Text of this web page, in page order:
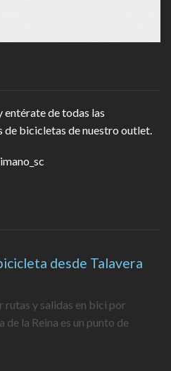
entérate de todas las
de bicicletas de nuestro outlet.
desde Talavera
y salidas en bici por
de la Reina es un punto de